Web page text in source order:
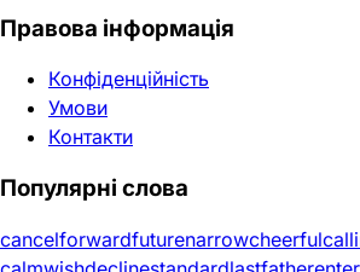
Правова інформація
Конфіденційність
Умови
Контакти
Популярні слова
cancelforwardfuturenarrowcheerful